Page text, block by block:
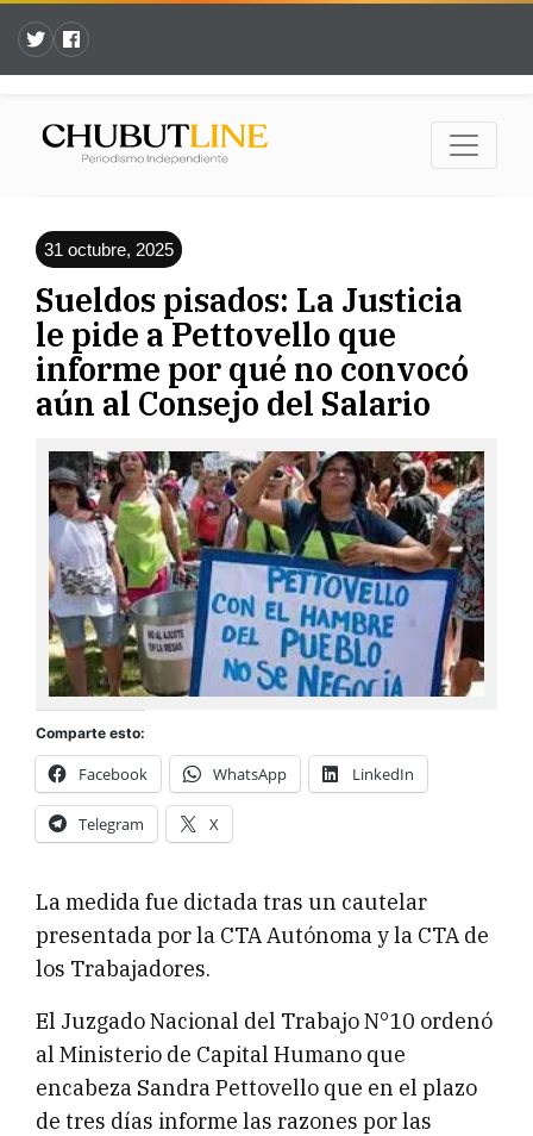
31 octubre, 2025
Sueldos pisados: La Justicia
le pide a Pettovello que
informe por qué no convocó
aún al Consejo del Salario
Comparte esto:
Facebook WhatsApp LinkedIn
Telegram X
La medida fue dictada tras un cautelar
presentada por la CTA Autónoma y la CTA de
los Trabajadores.
El Juzgado Nacional del Trabajo N°10 ordenó
al Ministerio de Capital Humano que
encabeza Sandra Pettovello que en el plazo
de tres días informe las razones por las